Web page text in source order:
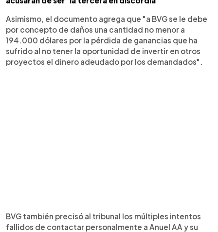
Asimismo, el documento agrega que "a BVG se le debe
por concepto de daños una cantidad no menor a
194.000 dólares por la pérdida de ganancias que ha
sufrido al no tener la oportunidad de invertir en otros
proyectos el dinero adeudado por los demandados".
BVG también precisó al tribunal los múltiples intentos
fallidos de contactar personalmente a Anuel AA y su